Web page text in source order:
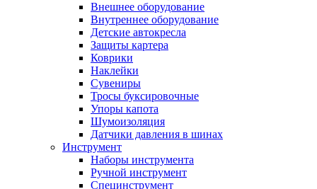
Внешнее оборудование
Внутреннее оборудование
Детские автокресла
Защиты картера
Коврики
Наклейки
Сувениры
Тросы буксировочные
Упоры капота
Шумоизоляция
Датчики давления в шинах
Инструмент
Наборы инструмента
Ручной инструмент
Специнструмент